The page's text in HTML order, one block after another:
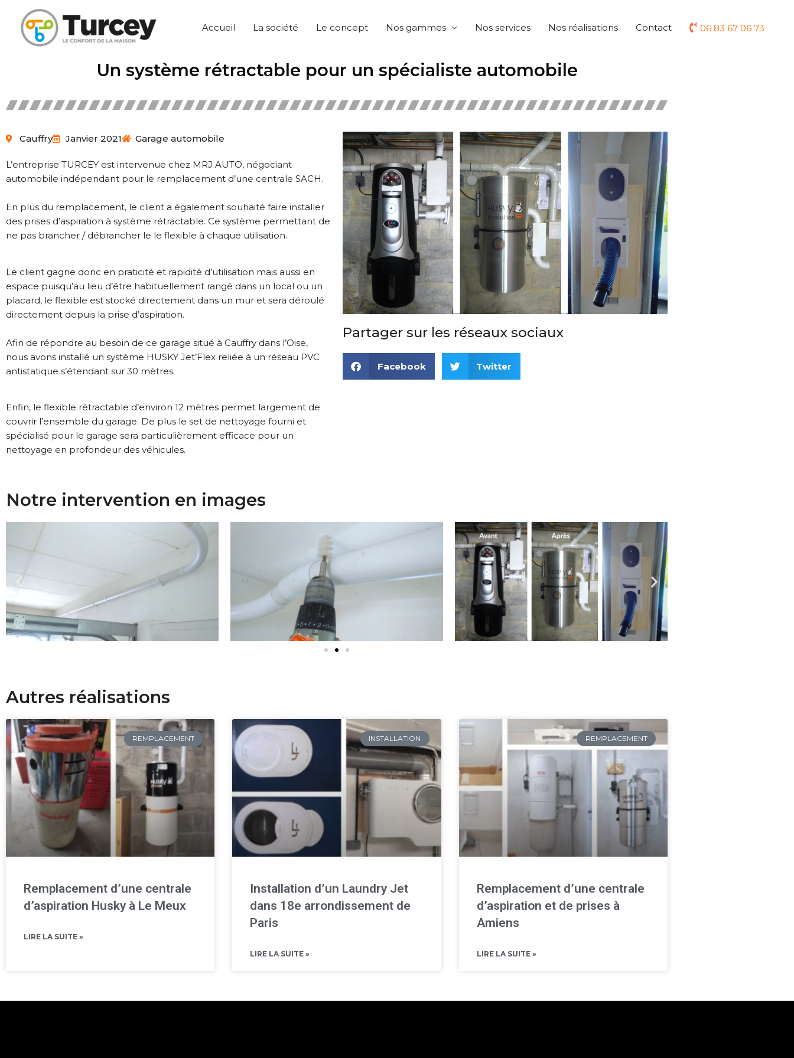
Accueil La société Le concept Nos gammes Nos services Nos réalisations Contact 06 83 67 06 73
Un système rétractable pour un spécialiste automobile
Cauffry Janvier 2021 Garage automobile
L’entreprise TURCEY est intervenue chez MRJ AUTO, négociant
automobile indépendant pour le remplacement d’une centrale SACH.
En plus du remplacement, le client a également souhaité faire installer
des prises d’aspiration à système rétractable. Ce système permettant de
ne pas brancher / débrancher le le flexible à chaque utilisation.
Le client gagne donc en praticité et rapidité d’utilisation mais aussi en
espace puisqu’au lieu d’être habituellement rangé dans un local ou un
placard, le flexible est stocké directement dans un mur et sera déroulé
directement depuis la prise d’aspiration.
Afin de répondre au besoin de ce garage situé à Cauffry dans l’Oise,
nous avons installé un système HUSKY Jet’Flex reliée à un réseau PVC
antistatique s’étendant sur 30 mètres.
Enfin, le flexible rétractable d’environ 12 mètres permet largement de
couvrir l’ensemble du garage. De plus le set de nettoyage fourni et
spécialisé pour le garage sera particulièrement efficace pour un
nettoyage en profondeur des véhicules.
Partager sur les réseaux sociaux
Facebook Twitter
Notre intervention en images
Autres réalisations
REMPLACEMENT
Remplacement d’une centrale
d’aspiration Husky à Le Meux
LIRE LA SUITE »
INSTALLATION
Installation d’un Laundry Jet
dans 18e arrondissement de
Paris
LIRE LA SUITE »
REMPLACEMENT
Remplacement d’une centrale
d’aspiration et de prises à
Amiens
LIRE LA SUITE »